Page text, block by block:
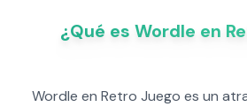
¿Qué es Wordle en
Wordle en Retro Juego es un